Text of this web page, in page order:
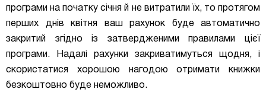
програми на початку січня й не витратили їх, то протягом
перших днів квітня ваш рахунок буде автоматично
закритий згідно із затвердженими правилами цієї
програми. Надалі рахунки закриватимуться щодня, і
скористатися хорошою нагодою отримати книжки
безкоштовно буде неможливо.